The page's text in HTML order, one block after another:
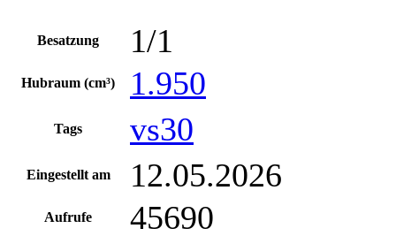
Besatzung 1/1
Hubraum (cm³) 1.950
Tags vs30
Eingestellt am 12.05.2026
Aufrufe 45690